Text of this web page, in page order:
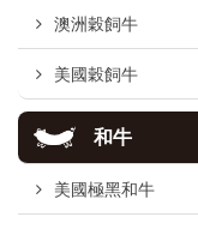
澳洲穀飼牛
美國穀飼牛
和牛
美國極黑和牛